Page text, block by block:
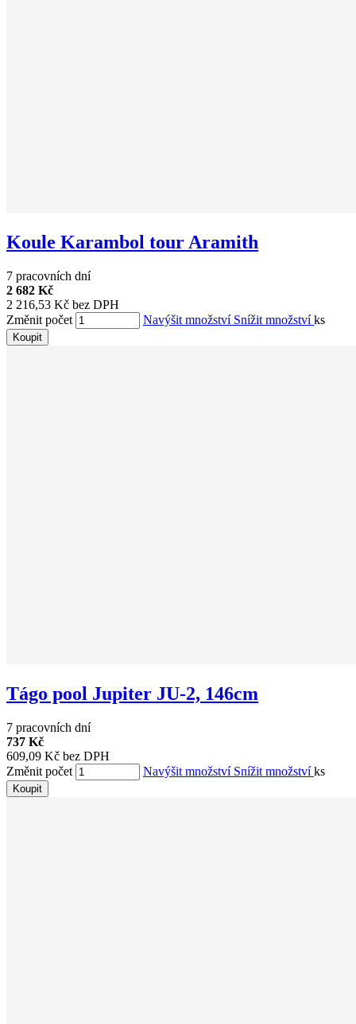
Koule Karambol tour Aramith
7 pracovních dní
2 682 Kč
2 216,53 Kč bez DPH
Změnit počet
Navýšit množství Snížit množstvíks
Koupit
Tágo pool Jupiter JU-2, 146cm
7 pracovních dní
737 Kč
609,09 Kč bez DPH
Změnit počet
Navýšit množství Snížit množstvíks
Koupit